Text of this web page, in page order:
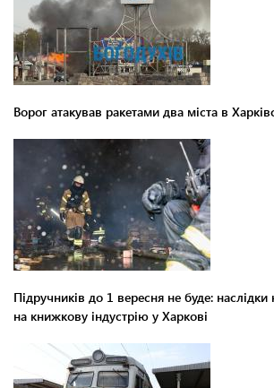
Ворог атакував ракетами два міста в
Підручників до 1 вересня не буде: наслідки
на книжкову індустрію у Харкові